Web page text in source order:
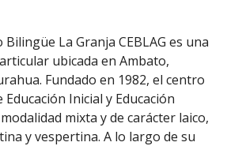
Bilingüe La Granja CEBLAG es una
ubicada en Ambato,
Fundado en 1982, el centro
Inicial y Educación
mixta y de carácter laico,
y vespertina. A lo largo de su